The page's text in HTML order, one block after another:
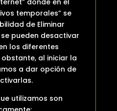
donde en el
temporales” se
de Eliminar
pueden desactivar
los diferentes
al iniciar la
a dar opción de
utilizamos son